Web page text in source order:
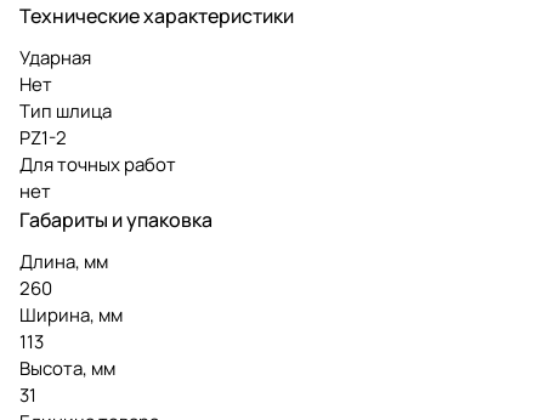
Технические характеристики
Ударная
Нет
Тип шлица
PZ1-2
Для точных работ
нет
Габариты и упаковка
Длина, мм
260
Ширина, мм
113
Высота, мм
31